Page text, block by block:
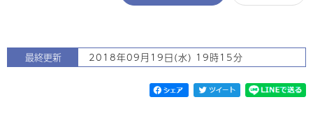
最終更新 2018年09月19日(水) 19時15分